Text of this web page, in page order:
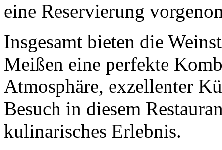
eine Reservierung
Insgesamt bieten die
Meißen eine perfekte
Atmosphäre, exzellenter
Besuch in diesem
kulinarisches Erlebnis.